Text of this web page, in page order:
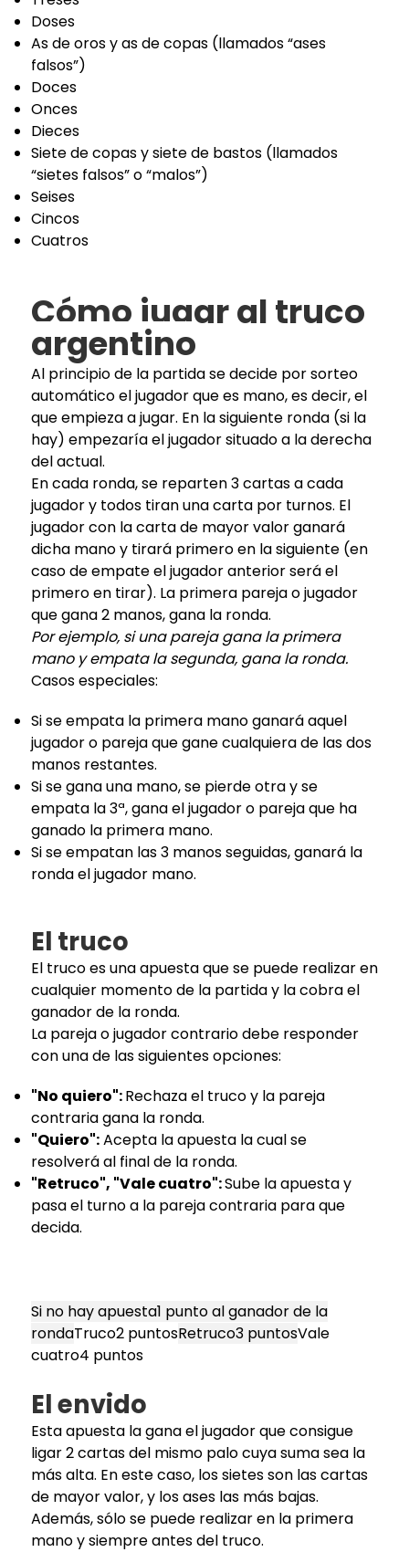
Doses
As de oros y as de copas (llamados “ases
falsos”)
Doces
Onces
Dieces
Siete de copas y siete de bastos (llamados
“sietes falsos” o “malos”)
Seises
Cincos
Cuatros
Cómo jugar al truco
argentino
Al principio de la partida se decide por sorteo
automático el jugador que es mano, es decir, el
que empieza a jugar. En la siguiente ronda (si la
hay) empezaría el jugador situado a la derecha
del actual.
En cada ronda, se reparten 3 cartas a cada
jugador y todos tiran una carta por turnos. El
jugador con la carta de mayor valor ganará
dicha mano y tirará primero en la siguiente (en
caso de empate el jugador anterior será el
primero en tirar). La primera pareja o jugador
que gana 2 manos, gana la ronda.
Por ejemplo, si una pareja gana la primera
mano y empata la segunda, gana la ronda.
Casos especiales:
Si se empata la primera mano ganará aquel
jugador o pareja que gane cualquiera de las dos
manos restantes.
Si se gana una mano, se pierde otra y se
empata la 3ª, gana el jugador o pareja que ha
ganado la primera mano.
Si se empatan las 3 manos seguidas, ganará la
ronda el jugador mano.
El truco
El truco es una apuesta que se puede realizar en
cualquier momento de la partida y la cobra el
ganador de la ronda.
La pareja o jugador contrario debe responder
con una de las siguientes opciones:
"No quiero":Rechaza el truco y la pareja
contraria gana la ronda.
"Quiero":Acepta la apuesta la cual se
resolverá al final de la ronda.
"Retruco", "Vale cuatro":Sube la apuesta y
pasa el turno a la pareja contraria para que
decida.
Si no hay apuesta1 punto al ganador de la
rondaTruco2 puntosRetruco3 puntosVale
cuatro4 puntos
El envido
Esta apuesta la gana el jugador que consigue
ligar 2 cartas del mismo palo cuya suma sea la
más alta. En este caso, los sietes son las cartas
de mayor valor, y los ases las más bajas.
Además, sólo se puede realizar en la primera
mano y siempre antes del truco.